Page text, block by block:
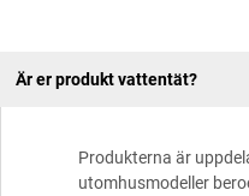
Är er produkt vattentät?
Produkterna är
utomhusmodeller